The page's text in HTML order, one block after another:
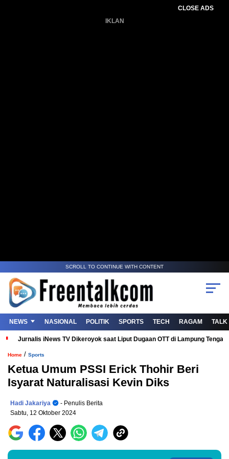
CLOSE ADS
IKLAN
SCROLL TO CONTINUE WITH CONTENT
NEWS NASIONAL POLITIK SPORTS TECH RAGAM TALK
Jurnalis iNews TV Dikeroyok saat Liput Dugaan OTT di Lampung
Home / Sports
Ketua Umum PSSI Erick Thohir Beri
Isyarat Naturalisasi Kevin Diks
Hadi Jakariya
- Penulis Berita
Sabtu, 12 Oktober 2024